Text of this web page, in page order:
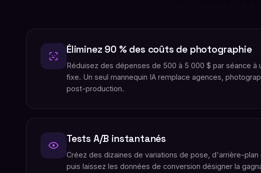
Éliminez 90 % des coûts de photographie
Réduisez des dépenses de 500 à 5 000 $ par séance à
fixe. Un seul mannequin IA remplace agences,
post-production.
Tests A/B instantanés
Créez des dizaines de variations de pose, d'arrière-plan
puis laissez les données de conversion désigner la